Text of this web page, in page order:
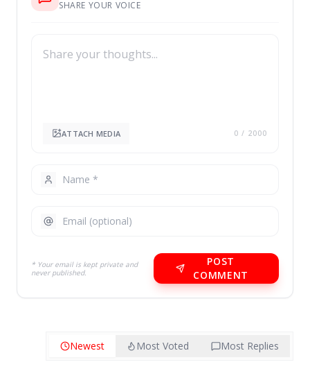
SHARE YOUR VOICE
ATTACH MEDIA 0 / 2000
* Your email is kept private and
never published.
POST
COMMENT
Newest Most Voted Most Replies